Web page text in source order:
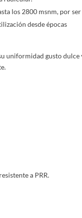
los 2800 msnm, por
desde épocas
uniformidad gusto dulce
a PRR.